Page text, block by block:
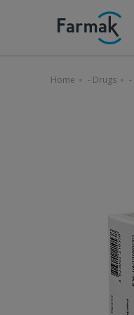
Home - Drugs -